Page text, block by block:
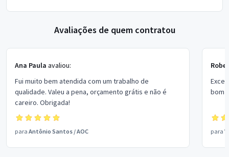
Avaliações de quem contratou
Ana Paula avaliou:
Fui muito bem atendida com um trabalho de
qualidade. Valeu a pena, orçamento grátis e não é
careiro. Obrigada!
para Antônio Santos /AOC
bom
para